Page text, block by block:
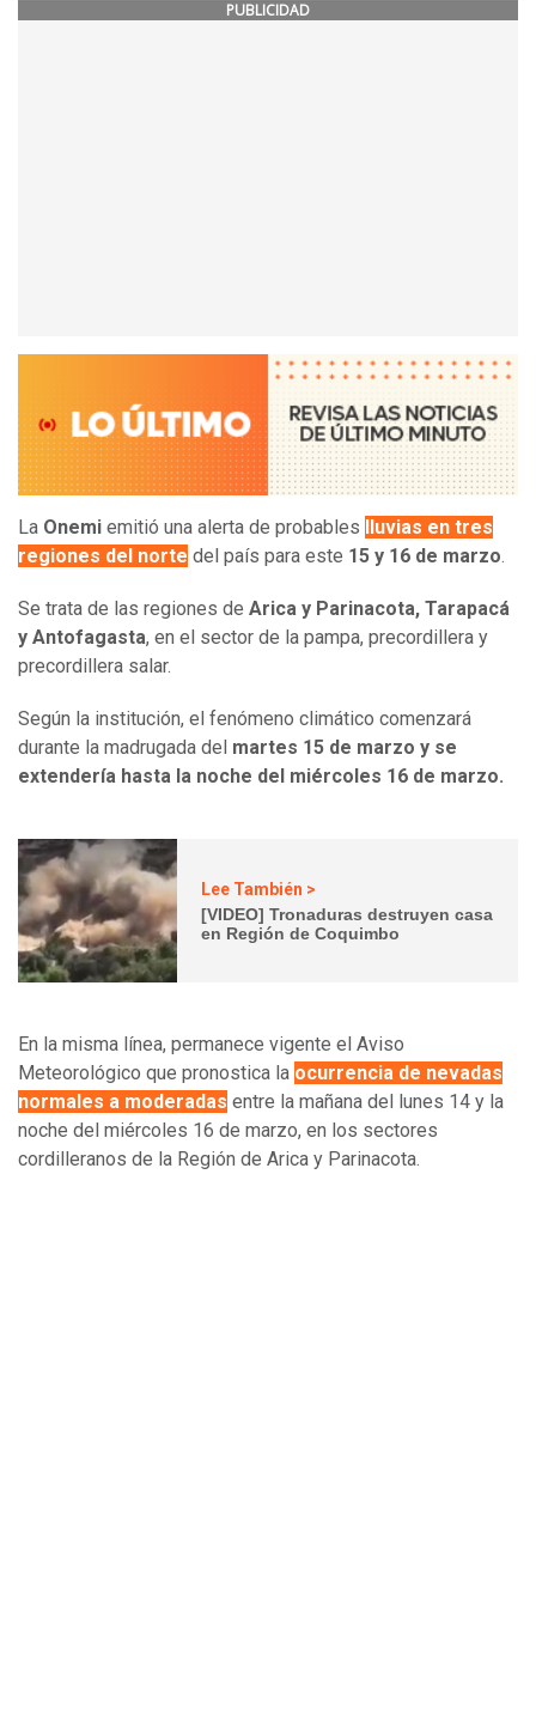
PUBLICIDAD
La Onemi emitió una alerta de probables
lluvias en tres
regiones del norte del país para este 15 y 16 de marzo.
Se trata de las regiones de Arica y Parinacota, Tarapacá
y Antofagasta, en el sector de la pampa, precordillera y
precordillera salar.
Según la institución, el fenómeno climático comenzará
durante la madrugada del martes 15 de marzo y se
extendería hasta la noche del miércoles 16 de marzo.
Lee También >
[VIDEO] Tronaduras destruyen casa
en Región de Coquimbo
En la misma línea, permanece vigente el Aviso
Meteorológico que pronostica la ocurrencia de nevadas
normales a moderadas entre la mañana del lunes 14 y la
noche del miércoles 16 de marzo, en los sectores
cordilleranos de la Región de Arica y Parinacota.